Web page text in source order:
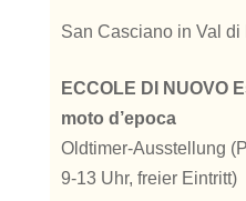
San Casciano in Val di
ECCOLE DI NUOVO
moto d’epoca
Oldtimer-Ausstellung
9-13 Uhr, freier Eintritt)